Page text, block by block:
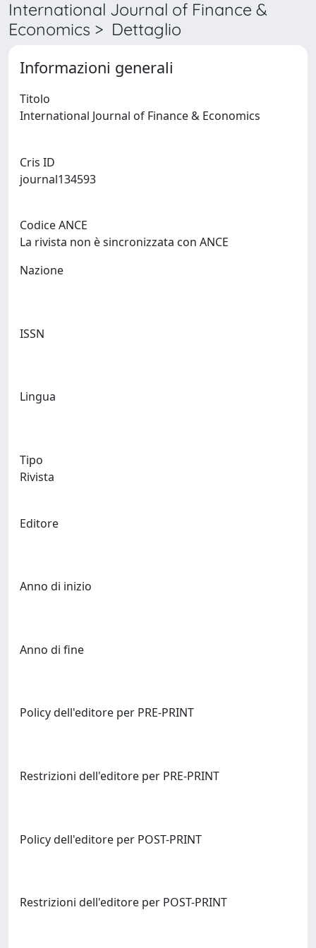
International Journal of Finance &
Economics > Dettaglio
Informazioni generali
Titolo
Cris ID
Codice ANCE
La rivista non è sincronizzata con ANCE
Nazione
ISSN
Lingua
Tipo
Rivista
Editore
Anno di inizio
Anno di fine
Policy dell'editore per PRE-PRINT
Restrizioni dell'editore per PRE-PRINT
Policy dell'editore per POST-PRINT
Restrizioni dell'editore per POST-PRINT